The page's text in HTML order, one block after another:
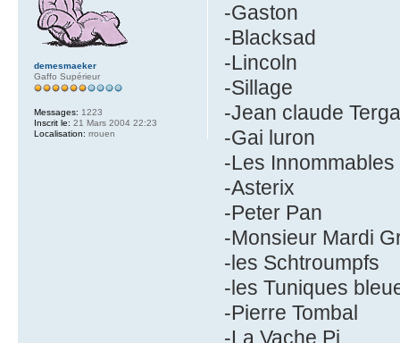
-Gaston
-Blacksad
-Lincoln
-Sillage
-Jean claude
-Gai luron
-Les Innommables
-Asterix
-Peter Pan
-Monsieur Mardi
-les Schtroumpfs
-les Tuniques
-Pierre Tombal
-La Vache Pi
demesmaeker
Gaffo Supérieur
Messages: 1223
Inscrit le: 21 Mars 2004 22:23
Localisation: rrouen